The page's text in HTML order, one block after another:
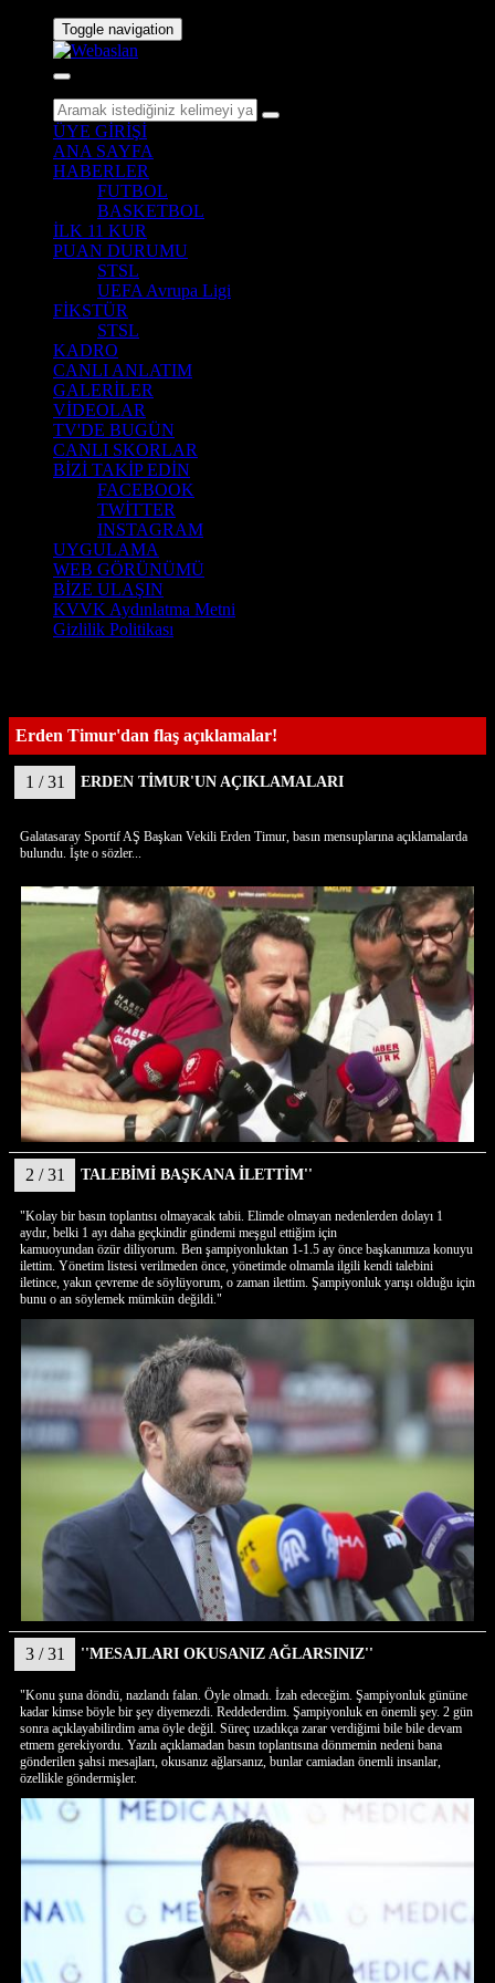
Toggle navigation
ÜYE GİRİŞİ
ANA SAYFA
HABERLER
FUTBOL
BASKETBOL
İLK 11 KUR
PUAN DURUMU
STSL
UEFA Avrupa Ligi
FİKSTÜR
STSL
KADRO
CANLI ANLATIM
GALERİLER
VİDEOLAR
TV'DE BUGÜN
CANLI SKORLAR
BİZİ TAKİP EDİN
FACEBOOK
TWİTTER
INSTAGRAM
UYGULAMA
WEB GÖRÜNÜMÜ
BİZE ULAŞIN
KVVK Aydınlatma Metni
Gizlilik Politikası
Erden Timur'dan flaş açıklamalar!
1 / 31 ERDEN TİMUR'UN AÇIKLAMALARI
Galatasaray Sportif AŞ Başkan Vekili Erden Timur, basın mensuplarına açıklamalarda
bulundu. İşte o sözler...
2 / 31 TALEBİMİ BAŞKANA İLETTİM''
"Kolay bir basın toplantısı olmayacak tabii. Elimde olmayan nedenlerden dolayı 1
aydır, belki 1 ayı daha geçkindir gündemi meşgul ettiğim için
kamuoyundan özür diliyorum. Ben şampiyonluktan 1-1.5 ay önce başkanımıza konuyu
ilettim. Yönetim listesi verilmeden önce, yönetimde olmamla ilgili kendi talebini
iletince, yakın çevreme de söylüyorum, o zaman ilettim. Şampiyonluk yarışı olduğu için
bunu o an söylemek mümkün değildi."
3 / 31 ''MESAJLARI OKUSANIZ AĞLARSINIZ''
"Konu şuna döndü, nazlandı falan. Öyle olmadı. İzah edeceğim. Şampiyonluk gününe
kadar kimse böyle bir şey diyemezdi. Reddederdim. Şampiyonluk en önemli şey. 2 gün
sonra açıklayabilirdim ama öyle değil. Süreç uzadıkça zarar verdiğimi bile bile devam
etmem gerekiyordu. Yazılı açıklamadan basın toplantısına dönmemin nedeni bana
gönderilen şahsi mesajları, okusanız ağlarsanız, bunlar camiadan önemli insanlar,
özellikle göndermişler.